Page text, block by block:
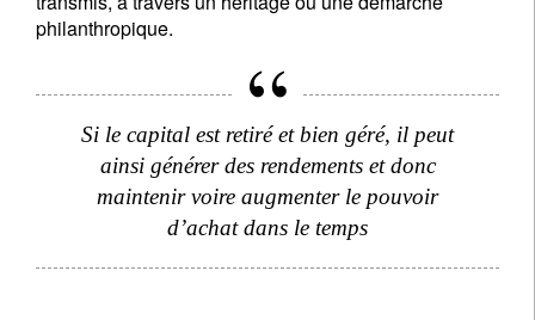
philanthropique.
Si le capital est retiré et bien géré, il peut
ainsi générer des rendements et donc
maintenir voire augmenter le pouvoir
d’achat dans le temps